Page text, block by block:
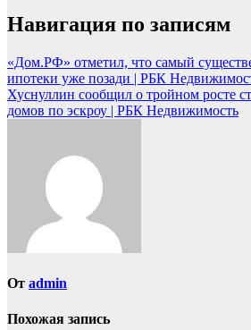
Навигация по записям
«Дом.РФ» отметил, что самый
ипотеки уже позади | РБК
Хуснуллин сообщил о тройном росте
домов по эскроу | РБК Недвижимость
От admin
Похожая запись